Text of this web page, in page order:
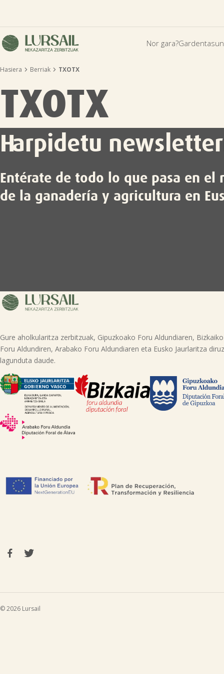
Nor gara?
Hasiera  Berriak  TXOTX
TXOTX
Harpidetu
Entérate de todo lo que pasa en el
de la ganadería y agricultura en
Gure aholkularitza zerbitzuak, Gipuzkoako Foru Aldundiaren, Bizkaiko
Foru Aldundiren, Arabako Foru Aldundiaren eta Eusko Jaurlaritza
lagunduta daude.
© 2026 Lursail